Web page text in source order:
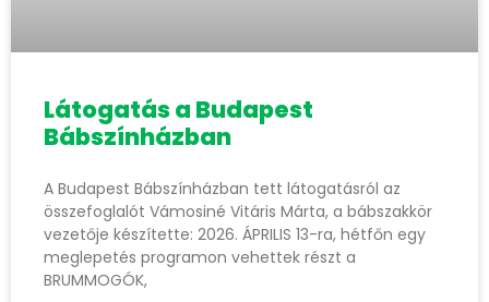
Látogatás a Budapest
Bábszínházban
A Budapest Bábszínházban tett látogatásról az
összefoglalót Vámosiné Vitáris Márta, a bábszakkör
vezetője készítette: 2026. ÁPRILIS 13-ra, hétfőn egy
meglepetés programon vehettek részt a
BRUMMOGÓK,